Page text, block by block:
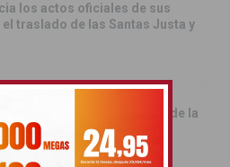
los actos oficiales de sus
el traslado de las Santas Justa y
día grande con la procesión de la